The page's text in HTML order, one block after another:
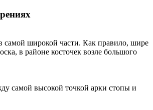
самой широкой части. Как правило, шире
в районе косточек возле большого
самой высокой точкой арки стопы и